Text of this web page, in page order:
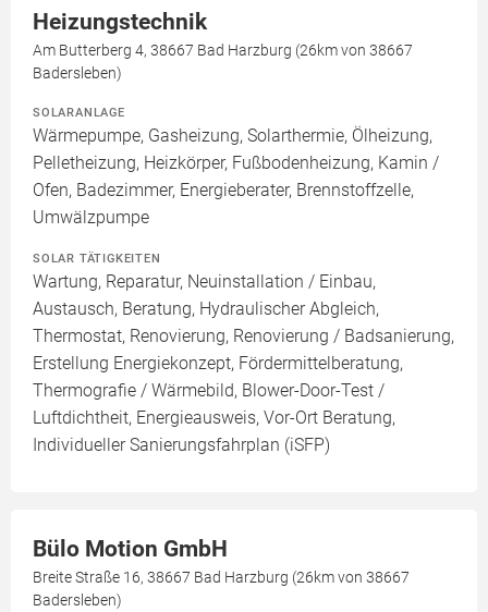
Heizungstechnik
Am Butterberg 4, 38667 Bad Harzburg (26km von 38667
Badersleben)
SOLARANLAGE
Wärmepumpe, Gasheizung, Solarthermie, Ölheizung,
Pelletheizung, Heizkörper, Fußbodenheizung, Kamin /
Ofen, Badezimmer, Energieberater, Brennstoffzelle,
Umwälzpumpe
SOLAR TÄTIGKEITEN
Wartung, Reparatur, Neuinstallation / Einbau,
Austausch, Beratung, Hydraulischer Abgleich,
Thermostat, Renovierung, Renovierung / Badsanierung,
Erstellung Energiekonzept, Fördermittelberatung,
Thermografie / Wärmebild, Blower-Door-Test /
Luftdichtheit, Energieausweis, Vor-Ort Beratung,
Individueller Sanierungsfahrplan (iSFP)
Bülo Motion GmbH
Breite Straße 16, 38667 Bad Harzburg (26km von 38667
Badersleben)